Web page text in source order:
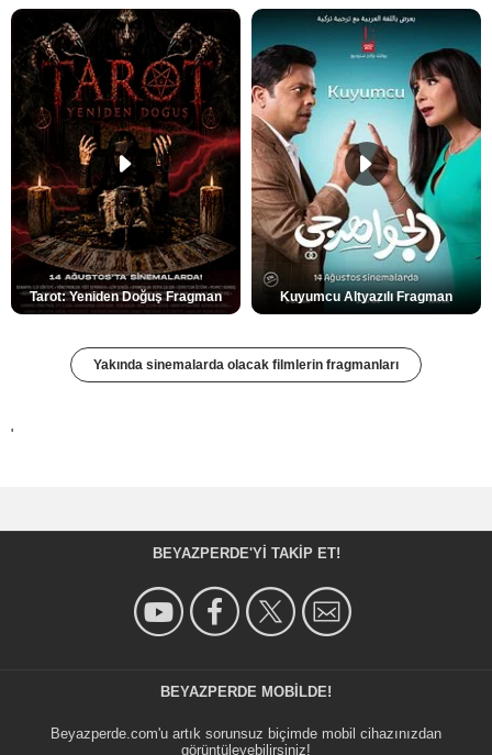
Tarot: Yeniden Doğuş Fragman Kuyumcu Altyazılı Fragman
Yakında sinemalarda olacak filmlerin fragmanları
'
BEYAZPERDE'YI TAKIP ET!
BEYAZPERDE MOBILDE!
Beyazperde.com'u artık sorunsuz biçimde mobil cihazınızdan
görüntüleyebilirsiniz!